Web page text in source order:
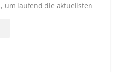
um laufend die aktuellsten